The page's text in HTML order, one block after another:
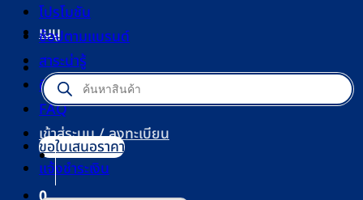
เมนู
Products
search
เข้าสู่ระบบ / ลงทะเบียน
โปรโมชัน
ช้อปตามแบรนด์
สาระน่ารู้
ติดต่อเรา
FAQ
ขอใบเสนอราคา
แจ้งชำระเงิน